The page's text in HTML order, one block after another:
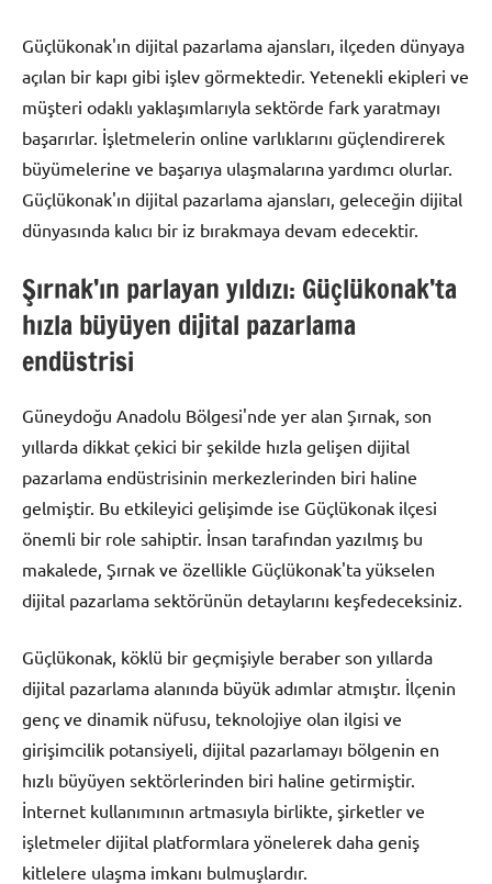
Güçlükonak'ın dijital pazarlama ajansları, ilçeden dünyaya
açılan bir kapı gibi işlev görmektedir. Yetenekli ekipleri ve
müşteri odaklı yaklaşımlarıyla sektörde fark yaratmayı
başarırlar. İşletmelerin online varlıklarını güçlendirerek
büyümelerine ve başarıya ulaşmalarına yardımcı olurlar.
Güçlükonak'ın dijital pazarlama ajansları, geleceğin dijital
dünyasında kalıcı bir iz bırakmaya devam edecektir.
Şırnak’ın parlayan yıldızı: Güçlükonak’ta
hızla büyüyen dijital pazarlama
endüstrisi
Güneydoğu Anadolu Bölgesi'nde yer alan Şırnak, son
yıllarda dikkat çekici bir şekilde hızla gelişen dijital
pazarlama endüstrisinin merkezlerinden biri haline
gelmiştir. Bu etkileyici gelişimde ise Güçlükonak ilçesi
önemli bir role sahiptir. İnsan tarafından yazılmış bu
makalede, Şırnak ve özellikle Güçlükonak'ta yükselen
dijital pazarlama sektörünün detaylarını keşfedeceksiniz.
Güçlükonak, köklü bir geçmişiyle beraber son yıllarda
dijital pazarlama alanında büyük adımlar atmıştır. İlçenin
genç ve dinamik nüfusu, teknolojiye olan ilgisi ve
girişimcilik potansiyeli, dijital pazarlamayı bölgenin en
hızlı büyüyen sektörlerinden biri haline getirmiştir.
İnternet kullanımının artmasıyla birlikte, şirketler ve
işletmeler dijital platformlara yönelerek daha geniş
kitlelere ulaşma imkanı bulmuşlardır.